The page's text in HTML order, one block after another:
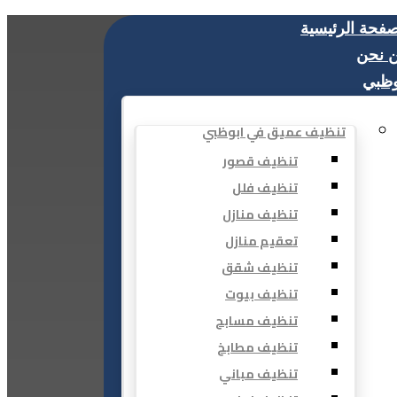
الرئيسية
نحن
تنظيف عميق في ابوظبي
تنظيف قصور
تنظيف فلل
تنظيف منازل
تعقيم منازل
تنظيف شقق
تنظيف بيوت
تنظيف مسابح
تنظيف مطابخ
تنظيف مباني